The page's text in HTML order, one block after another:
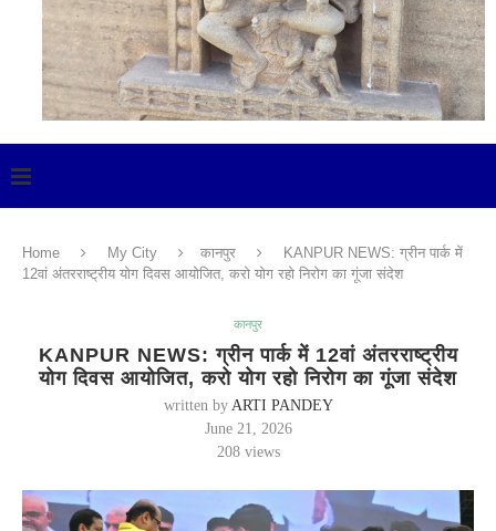
Home My City कानपुर
KANPUR NEWS: ग्रीन पार्क में
12वां अंतरराष्ट्रीय योग दिवस आयोजित, करो योग रहो निरोग का गूंजा संदेश
कानपुर
KANPUR NEWS: ग्रीन पार्क में 12वां अंतरराष्ट्रीय
योग दिवस आयोजित, करो योग रहो निरोग का गूंजा संदेश
written by ARTI PANDEY
June 21, 2026
208views